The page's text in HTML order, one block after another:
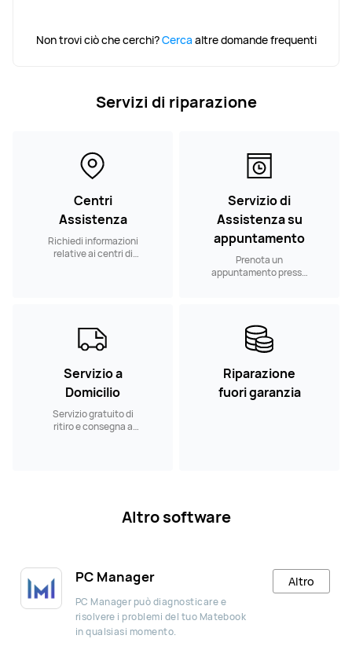
Non trovi ciò che cerchi?Cerca altre domande frequenti
Servizi di riparazione
Centri
Assistenza
Richiedi informazioni
relative ai centri di
Servizio di
Assistenza su
appuntamento
Prenota un
appuntamento presso
Servizio a
Domicilio
Servizio gratuito di
ritiro e consegna a
Riparazione
fuori garanzia
Altro software
PC Manager
PC Manager può diagnosticare e
risolvere i problemi del tuo Matebook
in qualsiasi momento.
Altro